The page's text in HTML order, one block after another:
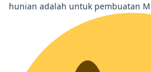
hunian adalah untuk pembuatan